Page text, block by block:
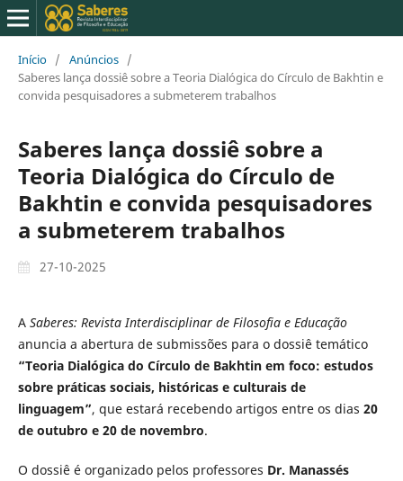
Início / Anúncios /
Saberes lança dossiê sobre a Teoria Dialógica do Círculo de Bakhtin e
convida pesquisadores a submeterem trabalhos
Saberes lança dossiê sobre a
Teoria Dialógica do Círculo de
Bakhtin e convida pesquisadores
a submeterem trabalhos
27-10-2025
A Saberes: Revista Interdisciplinar de Filosofia e Educação
anuncia a abertura de submissões para o dossiê temático
“Teoria Dialógica do Círculo de Bakhtin em foco: estudos
sobre práticas sociais, históricas e culturais de
linguagem”, que estará recebendo artigos entre os dias 20
de outubro e 20 de novembro.
O dossiê é organizado pelos professores Dr. Manassés